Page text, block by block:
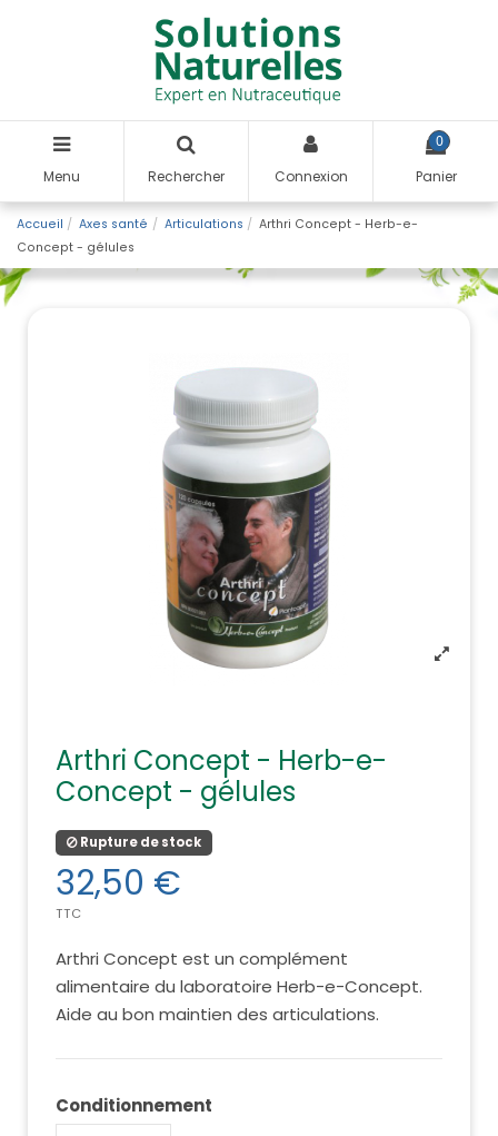
Menu Rechercher Connexion
0
Panier
Accueil Axes santé Articulations
Arthri Concept - Herb-e-
Concept - gélules
Arthri Concept - Herb-e-
Concept - gélules
Rupture de stock
32,50 €
TTC
Arthri Concept est un complément
alimentaire du laboratoire Herb-e-Concept.
Aide au bon maintien des articulations.
Conditionnement